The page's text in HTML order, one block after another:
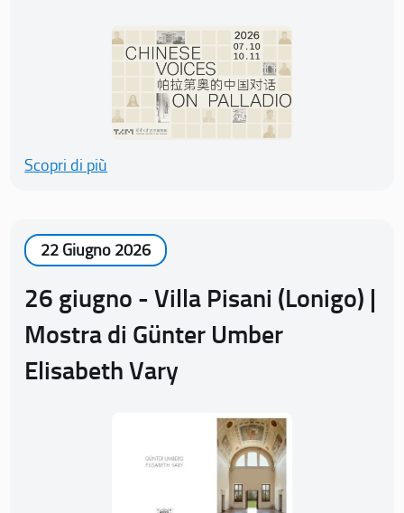
Scopri di più
22 Giugno 2026
26 giugno - Villa Pisani (Lonigo) |
Mostra di Günter Umber
Elisabeth Vary